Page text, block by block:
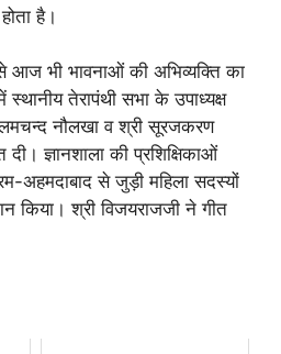
है।
आज भी भावनाओं की अभिव्यक्ति का
तेरापंथी सभा के उपाध्यक्ष
नौलखा व श्री सूरजकरण
दी। ज्ञानशाला की प्रशिक्षिकाओं
अहमदाबाद से जुड़ी महिला सदस्यों
श्री विजयराजजी ने गीत